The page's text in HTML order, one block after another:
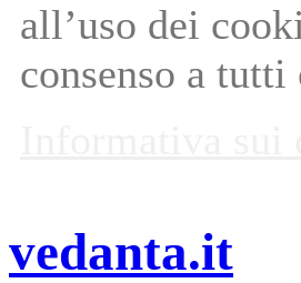
all’uso dei
consenso a
vedanta.it